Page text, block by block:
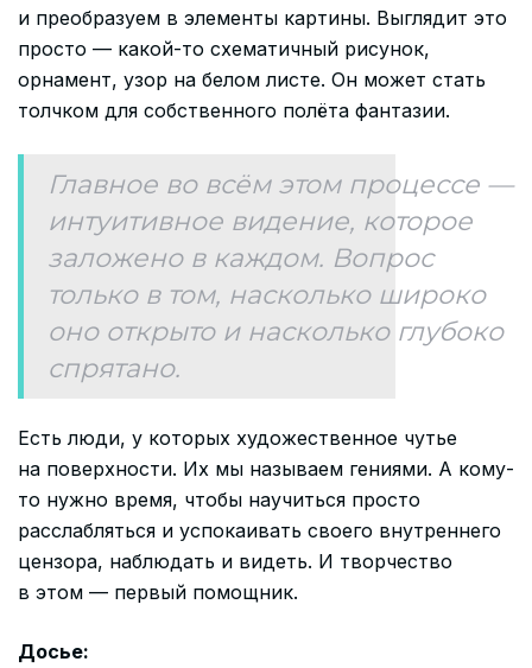
и преобразуем в элементы картины. Выглядит это
просто — какой-то схематичный рисунок,
орнамент, узор на белом листе. Он может стать
толчком для собственного полёта фантазии.
Главное во всём этом процессе —
интуитивное видение, которое
заложено в каждом. Вопрос
только в том, насколько широко
оно открыто и насколько глубоко
спрятано.
Есть люди, у которых художественное чутье
на поверхности. Их мы называем гениями. А кому-
то нужно время, чтобы научиться просто
расслабляться и успокаивать своего внутреннего
цензора, наблюдать и видеть. И творчество
в этом — первый помощник.
Досье: